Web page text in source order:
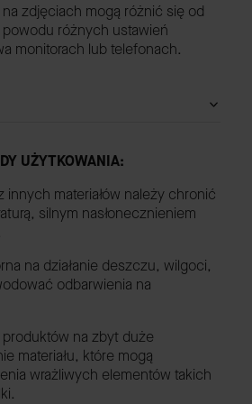
zdjęciach mogą różnić się od
różnych ustawień
monitorach lub telefonach.
UŻYTKOWANIA:
innych materiałów należy chronić
silnym nasłonecznieniem
na działanie deszczu, wilgoci,
odbarwienia na
na zbyt duże
materiału, które mogą
wrażliwych elementów takich